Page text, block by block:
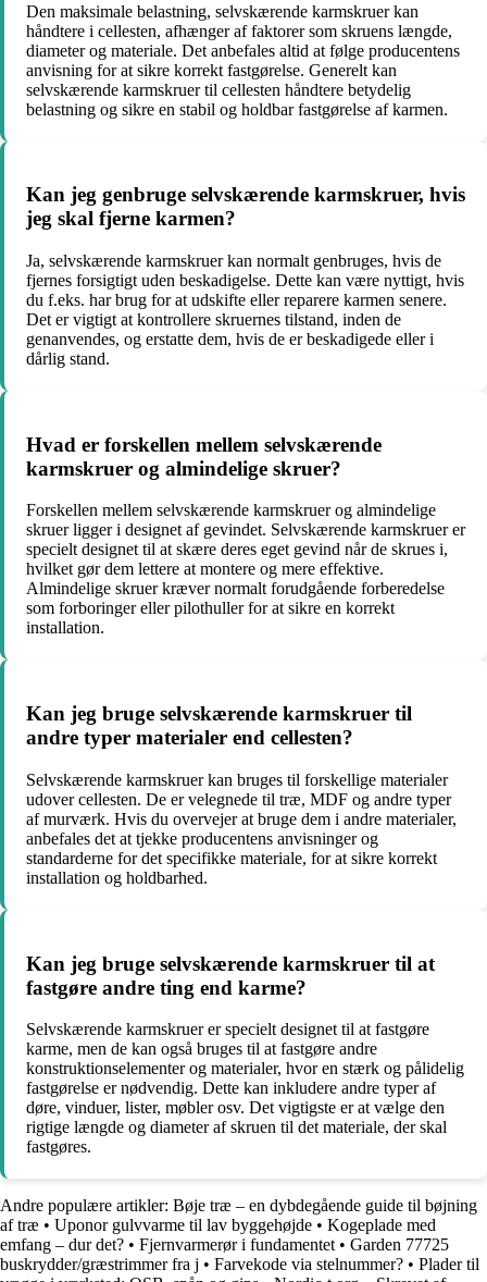
Den maksimale belastning, selvskærende karmskruer kan
håndtere i cellesten, afhænger af faktorer som skruens længde,
diameter og materiale. Det anbefales altid at følge producentens
anvisning for at sikre korrekt fastgørelse. Generelt kan
selvskærende karmskruer til cellesten håndtere betydelig
belastning og sikre en stabil og holdbar fastgørelse af karmen.
Kan jeg genbruge selvskærende karmskruer, hvis
jeg skal fjerne karmen?
Ja, selvskærende karmskruer kan normalt genbruges, hvis de
fjernes forsigtigt uden beskadigelse. Dette kan være nyttigt, hvis
du f.eks. har brug for at udskifte eller reparere karmen senere.
Det er vigtigt at kontrollere skruernes tilstand, inden de
genanvendes, og erstatte dem, hvis de er beskadigede eller i
dårlig stand.
Hvad er forskellen mellem selvskærende
karmskruer og almindelige skruer?
Forskellen mellem selvskærende karmskruer og almindelige
skruer ligger i designet af gevindet. Selvskærende karmskruer er
specielt designet til at skære deres eget gevind når de skrues i,
hvilket gør dem lettere at montere og mere effektive.
Almindelige skruer kræver normalt forudgående forberedelse
som forboringer eller pilothuller for at sikre en korrekt
installation.
Kan jeg bruge selvskærende karmskruer til
andre typer materialer end cellesten?
Selvskærende karmskruer kan bruges til forskellige materialer
udover cellesten. De er velegnede til træ, MDF og andre typer
af murværk. Hvis du overvejer at bruge dem i andre materialer,
anbefales det at tjekke producentens anvisninger og
standarderne for det specifikke materiale, for at sikre korrekt
installation og holdbarhed.
Kan jeg bruge selvskærende karmskruer til at
fastgøre andre ting end karme?
Selvskærende karmskruer er specielt designet til at fastgøre
karme, men de kan også bruges til at fastgøre andre
konstruktionselementer og materialer, hvor en stærk og pålidelig
fastgørelse er nødvendig. Dette kan inkludere andre typer af
døre, vinduer, lister, møbler osv. Det vigtigste er at vælge den
rigtige længde og diameter af skruen til det materiale, der skal
fastgøres.
Andre populære artikler: Bøje træ – en dybdegående guide til bøjning
af træ • Uponor gulvvarme til lav byggehøjde • Kogeplade med
emfang – dur det? • Fjernvarmerør i fundamentet • Garden 77725
buskrydder/græstrimmer fra j • Farvekode via stelnummer? • Plader til